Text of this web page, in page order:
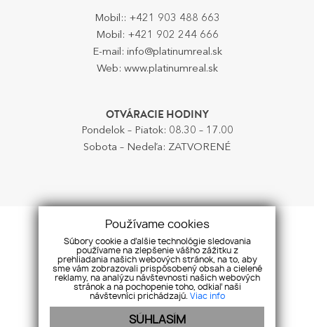
Mobil:: +421 903 488 663
Mobil: +421 902 244 666
E-mail: info@platinumreal.sk
Web: www.platinumreal.sk
OTVÁRACIE HODINY
Pondelok – Piatok: 08.30 – 17.00
Sobota – Nedeľa: ZATVORENÉ
Používame cookies
Súbory cookie a ďalšie technológie sledovania
používame na zlepšenie vášho zážitku z
prehliadania našich webových stránok, na to, aby
sme vám zobrazovali prispôsobený obsah a cielené
reklamy, na analýzu návštevnosti našich webových
stránok a na pochopenie toho, odkiaľ naši
návštevníci prichádzajú. Viac info
SÚHLASÍM